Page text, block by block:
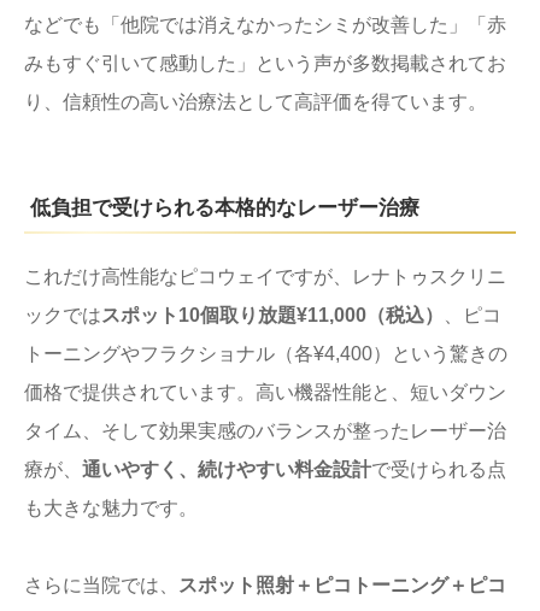
などでも「他院では消えなかったシミが改善した」「赤
みもすぐ引いて感動した」という声が多数掲載されてお
り、信頼性の高い治療法として高評価を得ています。
低負担で受けられる本格的なレーザー治療
これだけ高性能なピコウェイですが、レナトゥスクリニ
ックではスポット10個取り放題¥11,000（税込）
、ピコ
トーニングやフラクショナル（各¥4,400）という驚きの
価格で提供されています。高い機器性能と、短いダウン
タイム、そして効果実感のバランスが整ったレーザー治
療が、 通いやすく、続けやすい料金設計で受けられる点
も大きな魅力です。
さらに当院では、
スポット照射＋ピコトーニング＋ピコ